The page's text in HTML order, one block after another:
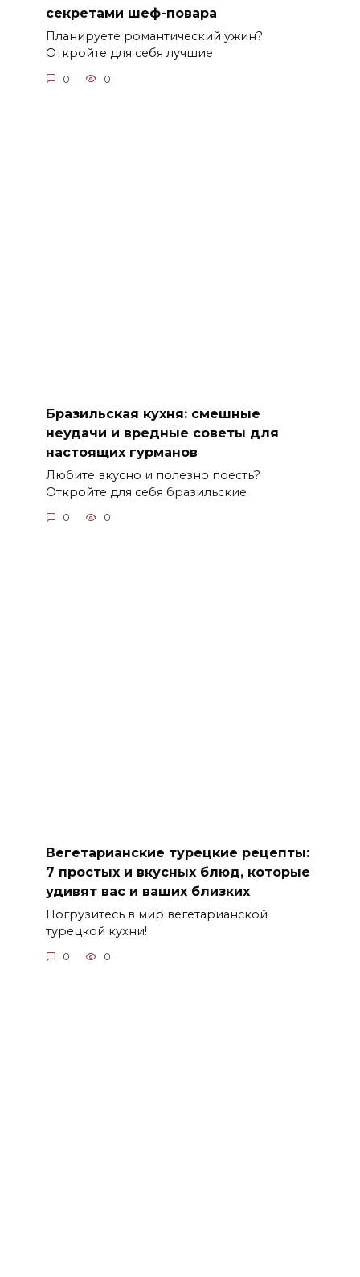
секретами шеф-повара
Планируете романтический ужин?
Откройте для себя лучшие
0 0
Бразильская кухня: смешные
неудачи и вредные советы для
настоящих гурманов
Любите вкусно и полезно поесть?
Откройте для себя бразильские
0 0
Вегетарианские турецкие рецепты:
7 простых и вкусных блюд, которые
удивят вас и ваших близких
Погрузитесь в мир вегетарианской
турецкой кухни!
0 0